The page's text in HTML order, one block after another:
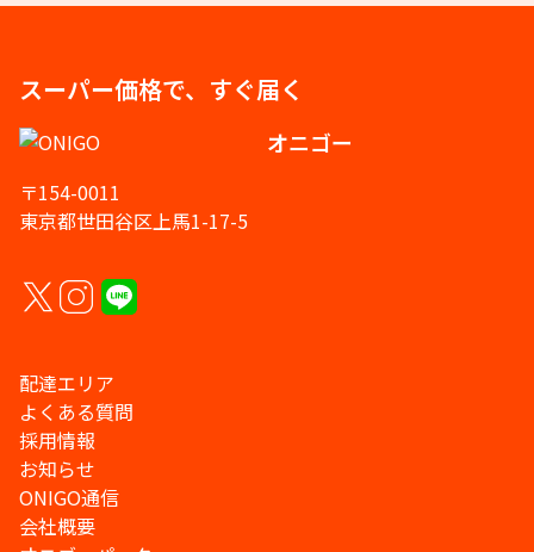
スーパー価格で、すぐ届く
オニゴー
〒154-0011
東京都世田谷区上馬1-17-5
配達エリア
よくある質問
採用情報
お知らせ
ONIGO通信
会社概要